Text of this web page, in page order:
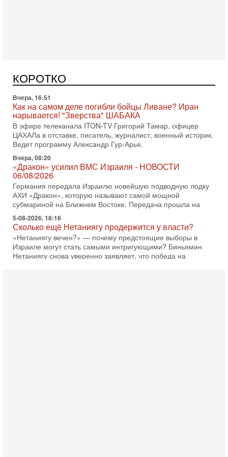
КОРОТКО
В эфире телеканала ITON-TV Григорий Тамар, офицер
ЦАХАЛа в отставке, писатель, журналист, военный историк.
Ведет программу Александр Гур-Арье.
Вчера, 08:20
«Дракон» усилил ВМС Израиля - НОВОСТИ
06/08/2026
Германия передала Израилю новейшую подводную лодку
АХИ «Дракон», которую называют самой мощной
субмариной на Ближнем Востоке. Передача прошла на
5-08-2026, 18:16
Сколько ещё Нетаниягу продержится у власти?
«Нетаниягу вечен?» — почему предстоящие выборы в
Израиле могут стать самыми интригующими? Биньямин
Нетаниягу снова уверенно заявляет, что победа на
5-08-2026, 08:51
Трамп пригрозил Ирану ударом - НОВОСТИ
05/08/2026
Президент США Дональд Трамп сегодня заявил, что
Ормузский пролив может быть открыт «очень скоро». По